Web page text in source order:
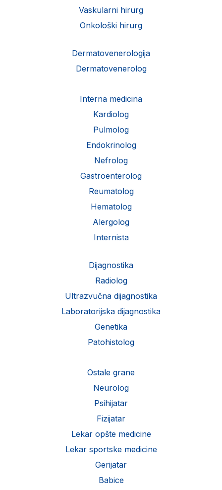
Vaskularni hirurg
Onkološki hirurg
Dermatovenerologija
Dermatovenerolog
Interna medicina
Kardiolog
Pulmolog
Endokrinolog
Nefrolog
Gastroenterolog
Reumatolog
Hematolog
Alergolog
Internista
Dijagnostika
Radiolog
Ultrazvučna dijagnostika
Laboratorijska dijagnostika
Genetika
Patohistolog
Ostale grane
Neurolog
Psihijatar
Fizijatar
Lekar opšte medicine
Lekar sportske medicine
Gerijatar
Babice